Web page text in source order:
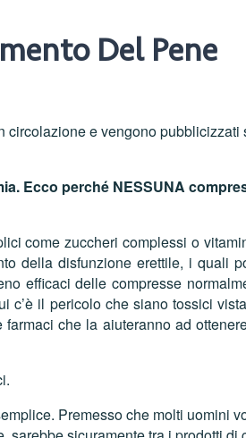
Del Pene
circolazione e vengono
Ecco perché NESSUNA
come zuccheri complessi o
della disfunzione erettile, i quali
efficaci delle compresse
c’è il pericolo che siano tossici
farmaci che la aiuteranno ad
Premesso che molti uomini